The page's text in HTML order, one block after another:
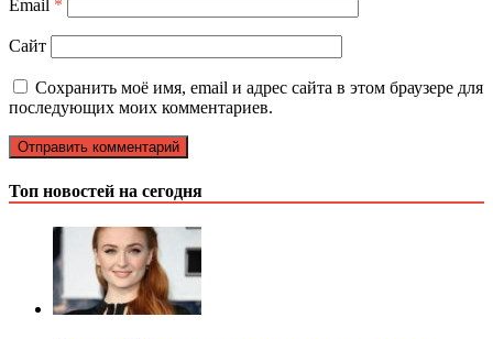
Email *
Сайт
Сохранить моё имя, email и адрес сайта в этом браузере для
последующих моих комментариев.
Топ новостей на сегодня